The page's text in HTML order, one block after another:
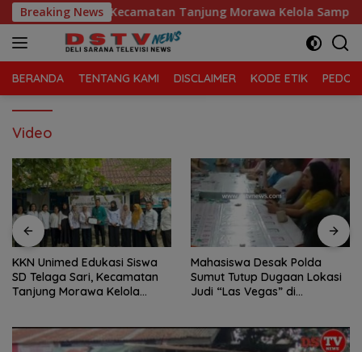
Langsung
ke
konten
Breaking News
SD Telaga Sari, Kecamatan Tanjung Morawa Kelola Sampah
BERANDA TENTANG KAMI DISCLAIMER KODE ETIK
Video
KKN Unimed Edukasi Siswa
SD Telaga Sari, Kecamatan
Tanjung Morawa Kelola
Mahasiswa Desak Polda
Sumut Tutup Dugaan Lokasi
Judi “Las Vegas” di